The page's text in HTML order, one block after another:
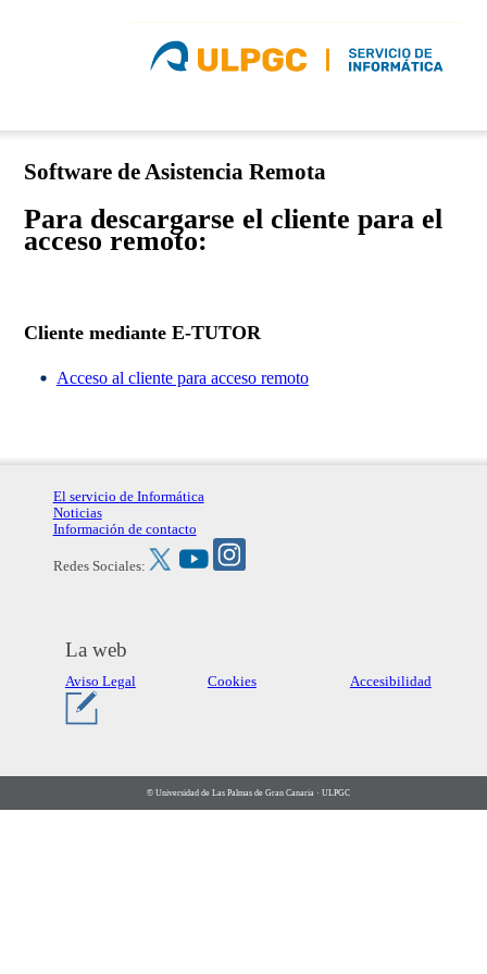
Software de Asistencia Remota
Para descargarse el cliente para el
acceso remoto:
Cliente mediante E-TUTOR
Acceso al cliente para acceso remoto
El servicio de Informática
Noticias
Información de contacto
Redes Sociales:
La web
Aviso Legal Cookies Accesibilidad
© Universidad de Las Palmas de Gran Canaria · ULPGC